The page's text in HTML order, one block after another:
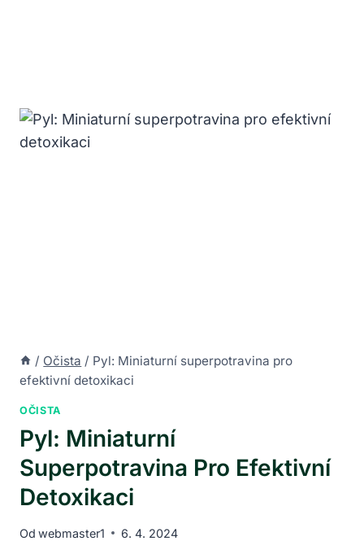
/ Očista / Pyl: Miniaturní superpotravina pro
efektivní detoxikaci
OČISTA
Pyl: Miniaturní
Superpotravina Pro Efektivní
Detoxikaci
Od webmaster1 6. 4. 2024